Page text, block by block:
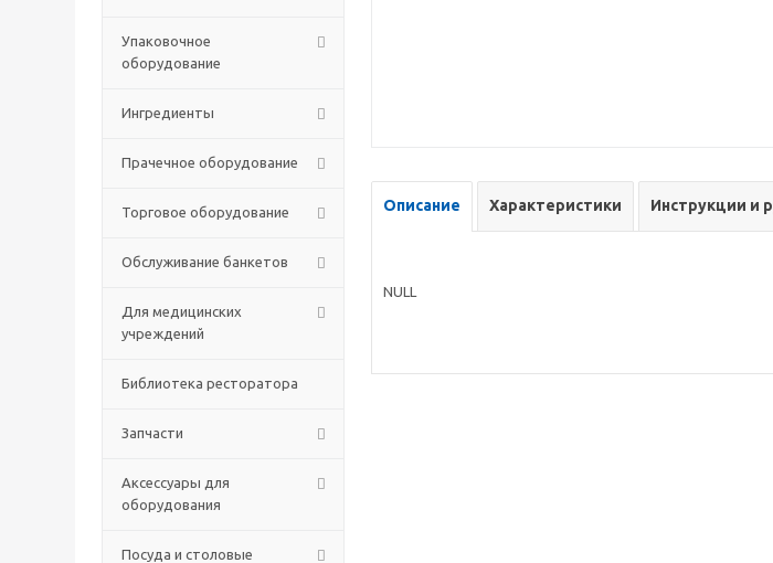
Упаковочное
оборудование
Ингредиенты
Прачечное оборудование
Торговое оборудование
Обслуживание банкетов
Для медицинских
учреждений
Библиотека ресторатора
Запчасти
Аксессуары для
оборудования
Посуда и столовые
Описание Характеристики Инструкции и
NULL